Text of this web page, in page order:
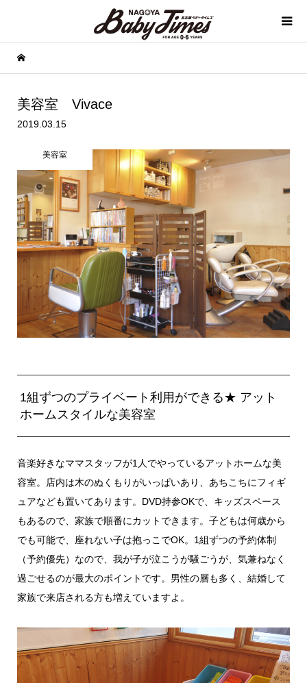
美容室 Vivace
2019.03.15
美容室
1組ずつのプライベート利用ができる★ アット
ホームスタイルな美容室
音楽好きなママスタッフが1人でやっているアットホームな美
容室。店内は木のぬくもりがいっぱいあり、あちこちにフィギ
ュアなども置いてあります。DVD持参OKで、キッズスペース
もあるので、家族で順番にカットできます。子どもは何歳から
でも可能で、座れない子は抱っこでOK。1組ずつの予約体制
（予約優先）なので、我が子が泣こうが騒ごうが、気兼ねなく
過ごせるのが最大のポイントです。男性の層も多く、結婚して
家族で来店される方も増えていますよ。